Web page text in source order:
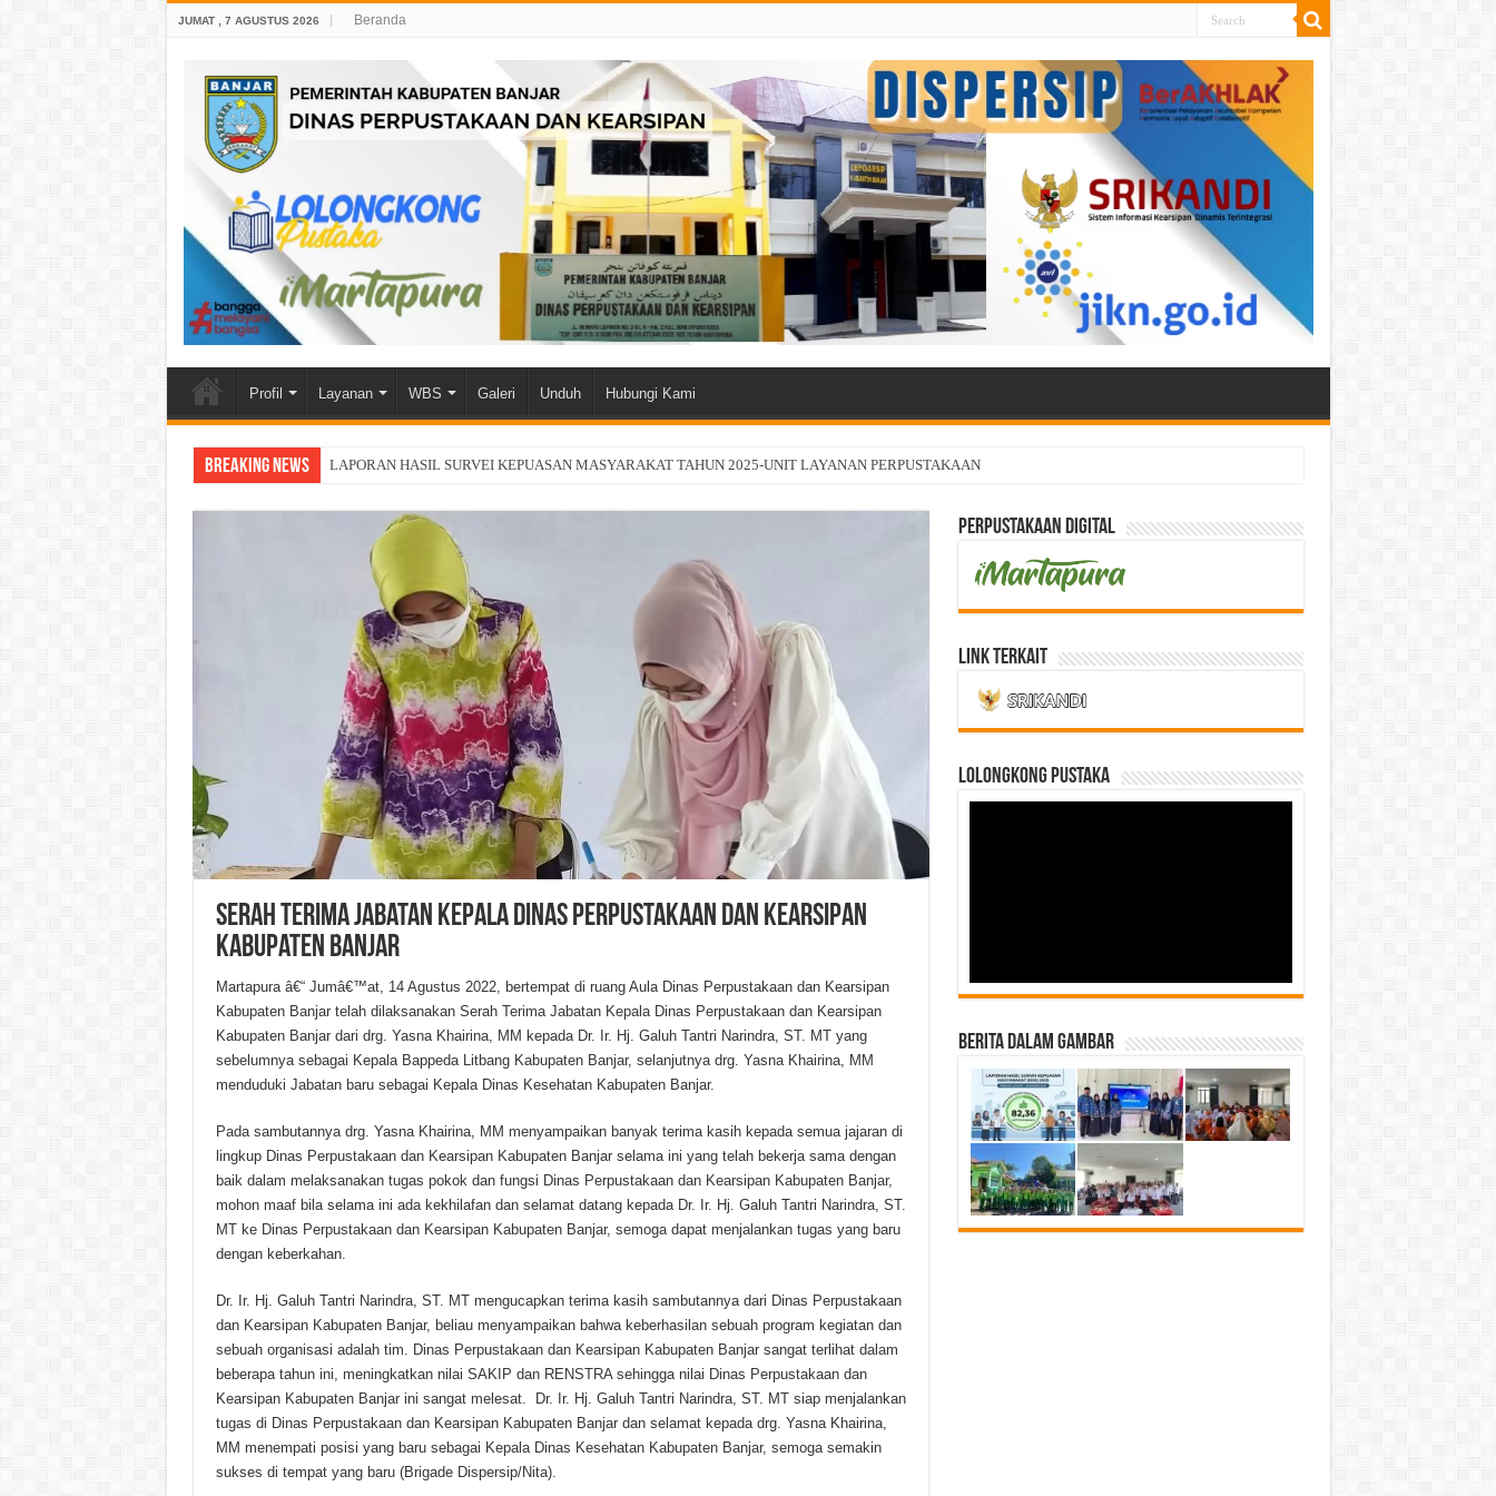
JUMAT , 7 AGUSTUS 2026 Beranda
Profil Layanan WBS Galeri Unduh Hubungi Kami
Breaking News LAPORAN HASIL SURVEI KEPUASAN MASYARAKAT TAHUN 2025-UNIT LAYANAN PERPUSTAKAAN
Serah Terima Jabatan Kepala Dinas Perpustakaan dan Kearsipan
Kabupaten Banjar
Martapura â€“ Jumâ€™at, 14 Agustus 2022, bertempat di ruang Aula Dinas Perpustakaan dan Kearsipan
Kabupaten Banjar telah dilaksanakan Serah Terima Jabatan Kepala Dinas Perpustakaan dan Kearsipan
Kabupaten Banjar dari drg. Yasna Khairina, MM kepada Dr. Ir. Hj. Galuh Tantri Narindra, ST. MT yang
sebelumnya sebagai Kepala Bappeda Litbang Kabupaten Banjar, selanjutnya drg. Yasna Khairina, MM
menduduki Jabatan baru sebagai Kepala Dinas Kesehatan Kabupaten Banjar.
Pada sambutannya drg. Yasna Khairina, MM menyampaikan banyak terima kasih kepada semua jajaran di
lingkup Dinas Perpustakaan dan Kearsipan Kabupaten Banjar selama ini yang telah bekerja sama dengan
baik dalam melaksanakan tugas pokok dan fungsi Dinas Perpustakaan dan Kearsipan Kabupaten Banjar,
mohon maaf bila selama ini ada kekhilafan dan selamat datang kepada Dr. Ir. Hj. Galuh Tantri Narindra, ST.
MT ke Dinas Perpustakaan dan Kearsipan Kabupaten Banjar, semoga dapat menjalankan tugas yang baru
dengan keberkahan.
Dr. Ir. Hj. Galuh Tantri Narindra, ST. MT mengucapkan terima kasih sambutannya dari Dinas Perpustakaan
dan Kearsipan Kabupaten Banjar, beliau menyampaikan bahwa keberhasilan sebuah program kegiatan dan
sebuah organisasi adalah tim. Dinas Perpustakaan dan Kearsipan Kabupaten Banjar sangat terlihat dalam
beberapa tahun ini, meningkatkan nilai SAKIP dan RENSTRA sehingga nilai Dinas Perpustakaan dan
Kearsipan Kabupaten Banjar ini sangat melesat. Dr. Ir. Hj. Galuh Tantri Narindra, ST. MT siap menjalankan
tugas di Dinas Perpustakaan dan Kearsipan Kabupaten Banjar dan selamat kepada drg. Yasna Khairina,
MM menempati posisi yang baru sebagai Kepala Dinas Kesehatan Kabupaten Banjar, semoga semakin
sukses di tempat yang baru (Brigade Dispersip/Nita).
Perpustakaan Digital
Link Terkait
LOLONGKONG PUSTAKA
Berita Dalam Gambar